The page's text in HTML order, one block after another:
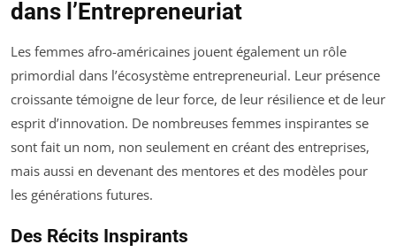
dans l’Entrepreneuriat
Les femmes afro-américaines jouent également un rôle
primordial dans l’écosystème entrepreneurial. Leur présence
croissante témoigne de leur force, de leur résilience et de leur
esprit d’innovation. De nombreuses femmes inspirantes se
sont fait un nom, non seulement en créant des entreprises,
mais aussi en devenant des mentores et des modèles pour
les générations futures.
Des Récits Inspirants